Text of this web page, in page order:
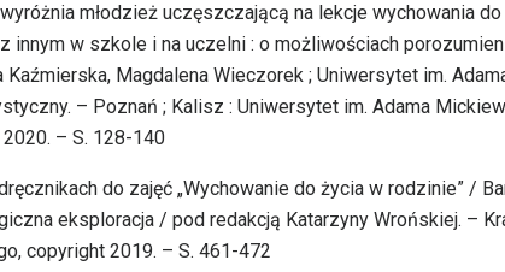
młodzież uczęszczającą na lekcje wychowania
innym w szkole i na uczelni : o możliwościach
Kaźmierska, Magdalena Wieczorek ; Uniwersytet im.
– Poznań ; Kalisz : Uniwersytet im. Adama
– S. 128-140
do zajęć „Wychowanie do życia w rodzinie” /
eksploracja / pod redakcją Katarzyny Wrońskiej. –
copyright 2019. – S. 461-472